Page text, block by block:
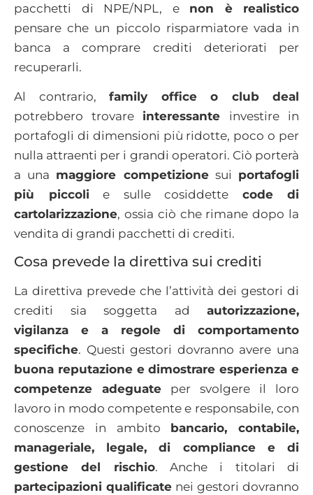
pacchetti di NPE/NPL, e non è realistico
pensare che un piccolo risparmiatore vada in
banca a comprare crediti deteriorati per
recuperarli.
Al contrario, family office o club deal
potrebbero trovare interessante investire in
portafogli di dimensioni più ridotte, poco o per
nulla attraenti per i grandi operatori. Ciò porterà
a una maggiore competizionesui portafogli
più piccoli e sulle cosiddette code di
cartolarizzazione, ossia ciò che rimane dopo la
vendita di grandi pacchetti di crediti.
Cosa prevede la direttiva sui crediti
La direttiva prevede che l’attività dei gestori di
crediti sia soggetta ad autorizzazione,
vigilanza e a regole di comportamento
specifiche. Questi gestori dovranno avere una
buona reputazione e dimostrare esperienza e
competenze adeguate per svolgere il loro
lavoro in modo competente e responsabile, con
conoscenze in ambito bancario, contabile,
manageriale, legale, di compliance e di
gestione del rischio. Anche i titolari di
partecipazioni qualificate nei gestori dovranno